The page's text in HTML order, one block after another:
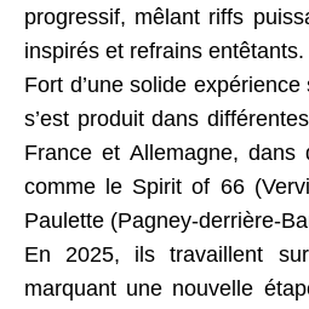
progressif, mêlant riffs
inspirés et refrains entêtants.
Fort d’une solide
s’est produit dans
France et Allemagne, dans
comme le Spirit of 66
Paulette (Pagney-derrière-
En 2025, ils travaillent
marquant une nouvelle